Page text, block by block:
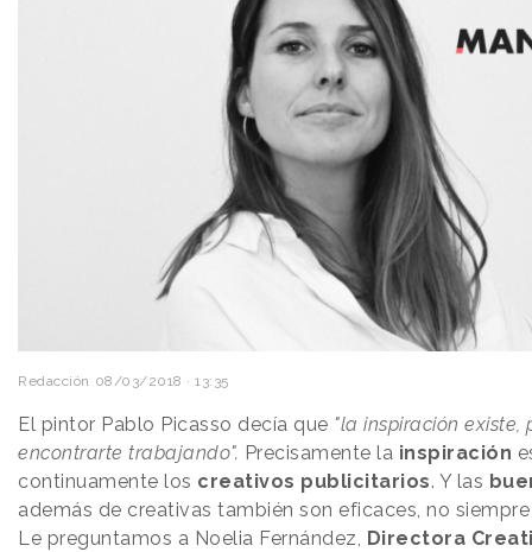
Redacción 08/03/2018 · 13:35
El pintor Pablo Picasso decía que "la inspiración existe,
encontrarte trabajando". Precisamente la inspiración
continuamente los creativos publicitarios. Y las
además de creativas también son eficaces, no
Le preguntamos a Noelia Fernández, Directora